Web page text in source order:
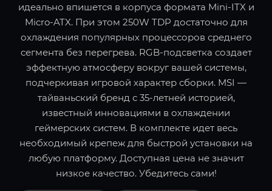
идеально впишется в корпуса формата Mini-ITX и
Micro-ATX. При этом 250W TDP достаточно для
охлаждения популярных процессоров среднего
сегмента без перегрева. RGB-подсветка создает
эффектную атмосферу вокруг вашей системы,
подчеркивая игровой характер сборки. MSI —
тайваньский бренд с 35-летней историей,
известный инновациями в охлаждении
геймерских систем. В комплекте идет весь
необходимый крепеж для быстрой установки на
любую платформу. Доступная цена не значит
низкое качество. Убедитесь сами!